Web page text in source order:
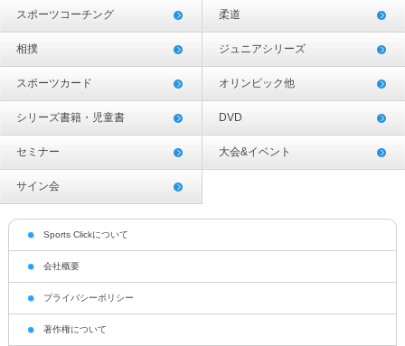
スポーツコーチング 柔道
相撲 ジュニアシリーズ
スポーツカード オリンピック他
シリーズ書籍・児童書 DVD
セミナー 大会&イベント
サイン会
Sports Clickについて
会社概要
プライバシーポリシー
著作権について